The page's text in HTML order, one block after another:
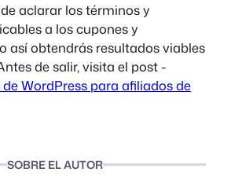
aclarar los términos y
a los cupones y
así obtendrás resultados viables
de salir, visita el post -
WordPress para afiliados de
SOBRE EL AUTOR